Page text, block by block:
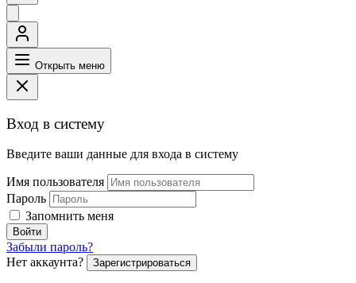
Открыть меню
Вход в систему
Введите ваши данные для входа в систему
Имя пользователя
Пароль
Запомнить меня
Войти
Забыли пароль?
Нет аккаунта?
Зарегистрироваться